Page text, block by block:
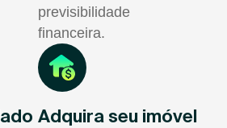
previsibilidade
financeira.
Adquira seu imóvel